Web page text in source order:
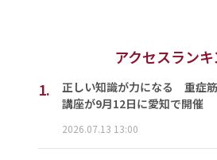
アクセスラン
1.
正しい知識が力になる 重症
講座が9月12日に愛知で開催
2026.07.13 13:00